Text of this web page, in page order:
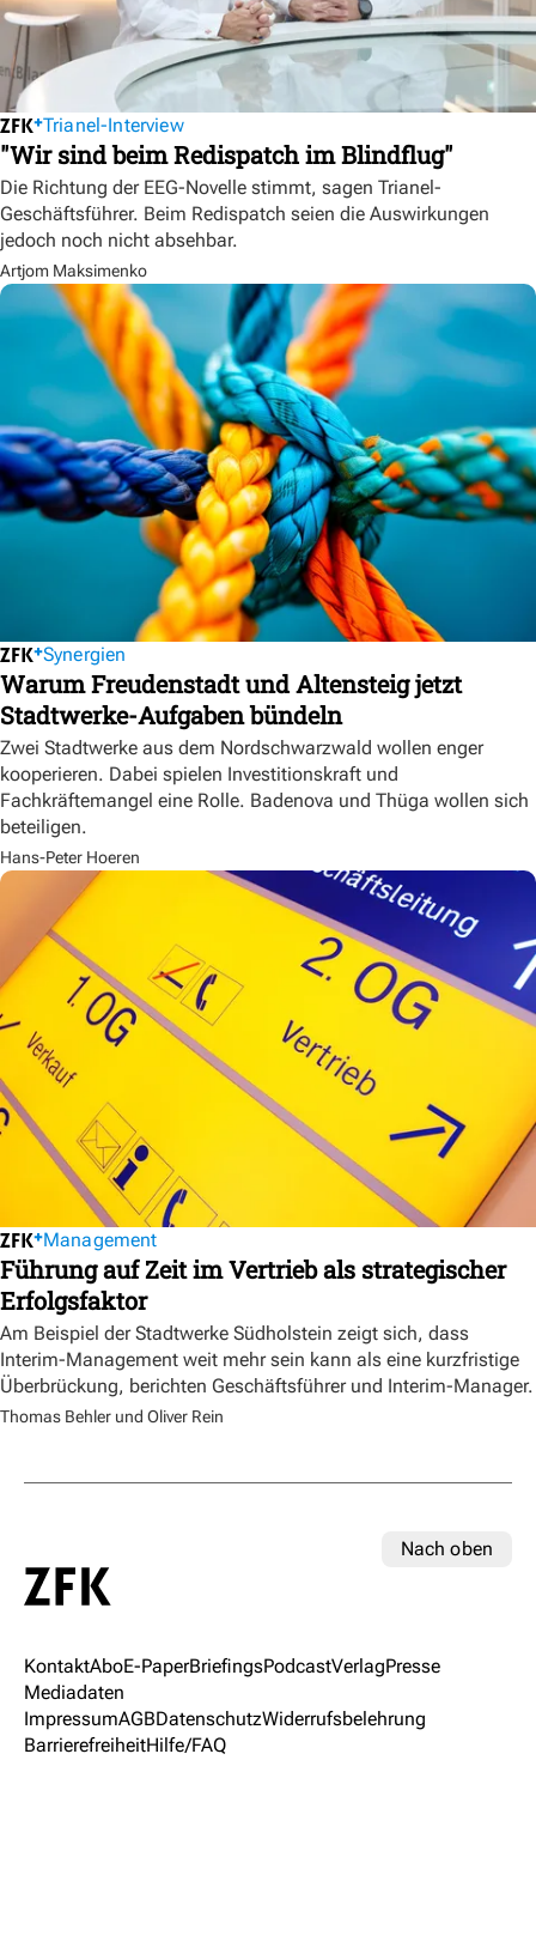
Trianel-Interview
"Wir sind beim Redispatch im Blindflug"
Die Richtung der EEG-Novelle stimmt, sagen Trianel-
Geschäftsführer. Beim Redispatch seien die Auswirkungen
jedoch noch nicht absehbar.
Artjom Maksimenko
Synergien
Warum Freudenstadt und Altensteig jetzt
Stadtwerke-Aufgaben bündeln
Zwei Stadtwerke aus dem Nordschwarzwald wollen enger
kooperieren. Dabei spielen Investitionskraft und
Fachkräftemangel eine Rolle. Badenova und Thüga wollen sich
beteiligen.
Hans-Peter Hoeren
Management
Führung auf Zeit im Vertrieb als strategischer
Erfolgsfaktor
Am Beispiel der Stadtwerke Südholstein zeigt sich, dass
Interim-Management weit mehr sein kann als eine kurzfristige
Überbrückung, berichten Geschäftsführer und Interim-Manager.
Thomas Behler und Oliver Rein
Nach oben
KontaktAboE-PaperBriefingsPodcastVerlagPresse
Mediadaten
ImpressumAGBDatenschutzWiderrufsbelehrung
BarrierefreiheitHilfe/FAQ